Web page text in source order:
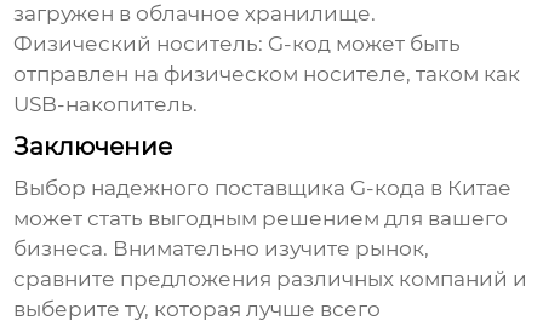
загружен в облачное хранилище.
Физический носитель: G-код может быть
отправлен на физическом носителе, таком как
USB-накопитель.
Заключение
Выбор надежного поставщика G-кода в Китае
может стать выгодным решением для вашего
бизнеса. Внимательно изучите рынок,
сравните предложения различных компаний и
выберите ту, которая лучше всего